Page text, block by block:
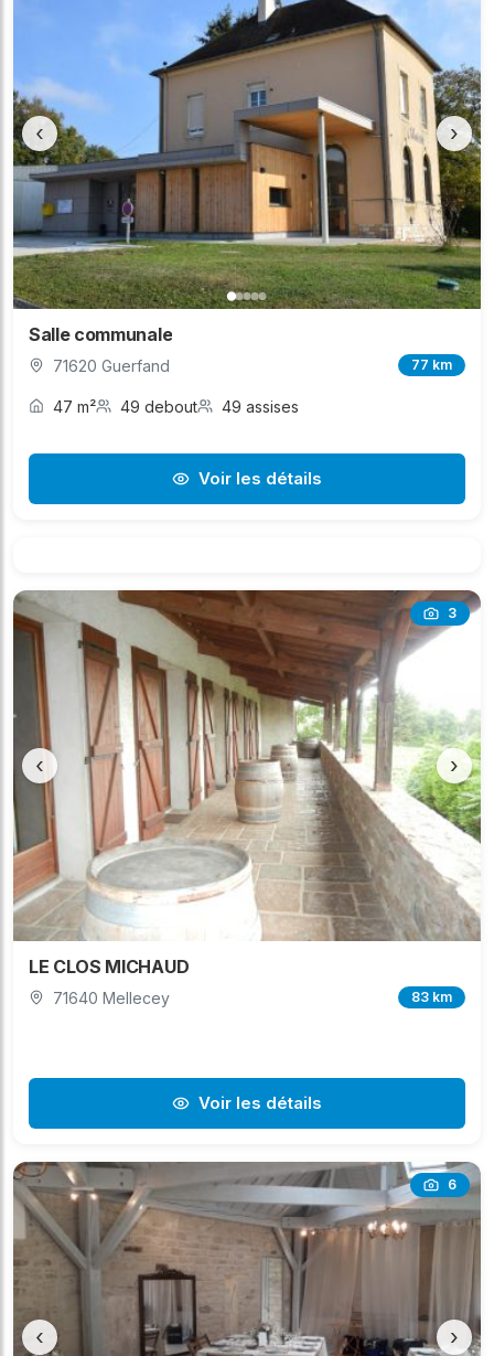
‹ ›
Salle communale
71620 Guerfand 77 km
47 m² 49 debout 49 assises
Voir les détails
3
‹ ›
LE CLOS MICHAUD
71640 Mellecey 83 km
Voir les détails
6
‹ ›